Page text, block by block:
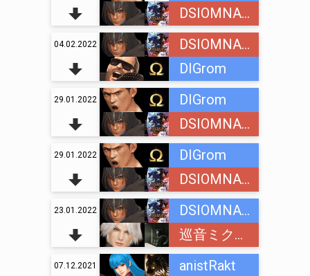
DSIOMNAINC
04.02.2022
DSIOMNAINC
DIGrom
29.01.2022
DIGrom
DSIOMNAINC
29.01.2022
DIGrom
DSIOMNAINC
23.01.2022
DSIOMNAINC
巡音ミクオ (Megurine Mikuo)
07.12.2021 anistRakt